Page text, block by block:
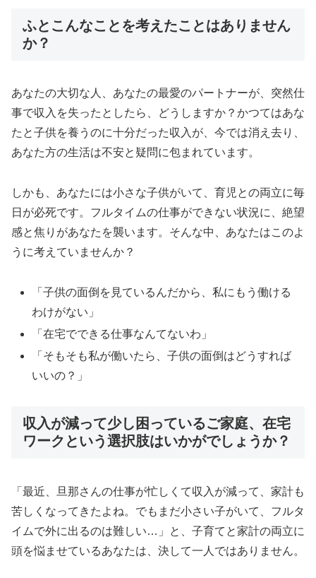
ふとこんなことを考えたことはありません
か？
あなたの大切な人、あなたの最愛のパートナーが、突然仕
事で収入を失ったとしたら、どうしますか？かつてはあな
たと子供を養うのに十分だった収入が、今では消え去り、
あなた方の生活は不安と疑問に包まれています。
しかも、あなたには小さな子供がいて、育児との両立に毎
日が必死です。フルタイムの仕事ができない状況に、絶望
感と焦りがあなたを襲います。そんな中、あなたはこのよ
うに考えていませんか？
「子供の面倒を見ているんだから、私にもう働ける
わけがない」
「在宅でできる仕事なんてないわ」
「そもそも私が働いたら、子供の面倒はどうすれば
いいの？」
収入が減って少し困っているご家庭、在宅
ワークという選択肢はいかがでしょうか？
「最近、旦那さんの仕事が忙しくて収入が減って、家計も
苦しくなってきたよね。でもまだ小さい子がいて、フルタ
イムで外に出るのは難しい…」と、子育てと家計の両立に
頭を悩ませているあなたは、決して一人ではありません。